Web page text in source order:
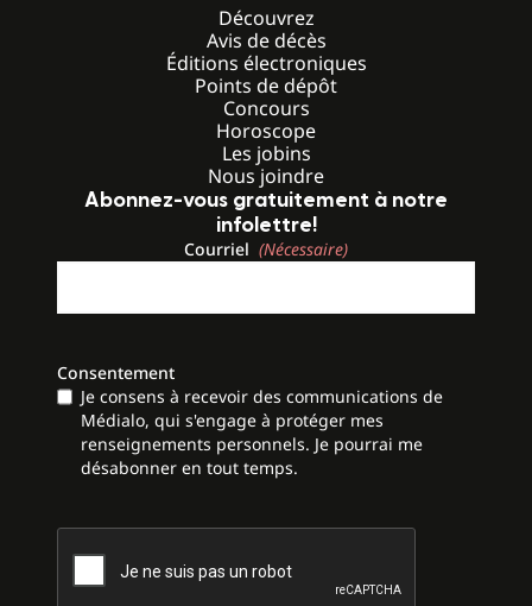
Découvrez
Avis de décès
Éditions électroniques
Points de dépôt
Concours
Horoscope
Les jobins
Nous joindre
Abonnez-vous gratuitement à notre
infolettre!
Courriel (Nécessaire)
Consentement
Je consens à recevoir des communications de
Médialo, qui s'engage à protéger mes
renseignements personnels. Je pourrai me
désabonner en tout temps.
CAPTCHA